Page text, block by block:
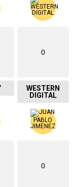
0
WESTERN
DIGITAL
0